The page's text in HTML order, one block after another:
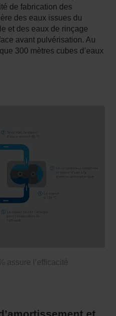
de fabrication des
des eaux issues du
et des eaux de rinçage
avant pulvérisation. Au
300 mètres cubes d’eaux
assure l’efficacité
et